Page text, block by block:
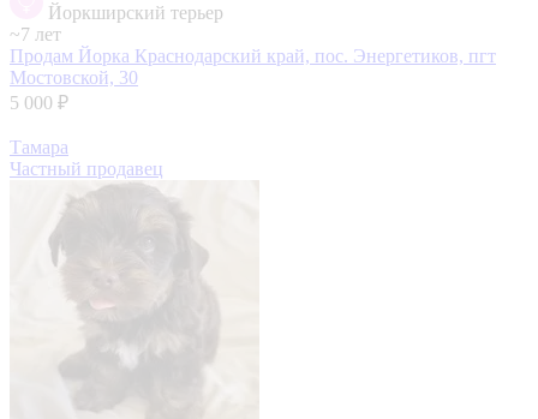
Йоркширский терьер
~7 лет
Продам Йорка Краснодарский край, пос. Энергетиков, пгт
Мостовской, 30
5 000 ₽
Тамара
Частный продавец